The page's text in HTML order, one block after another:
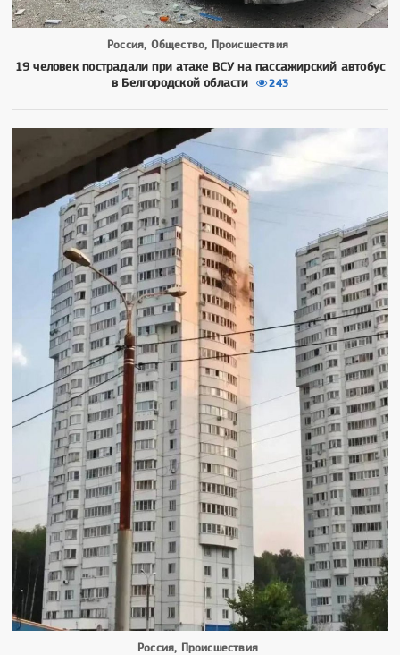
Россия, Общество, Происшествия
19 человек пострадали при атаке ВСУ на пассажирский автобус
в Белгородской области
243
Россия, Происшествия